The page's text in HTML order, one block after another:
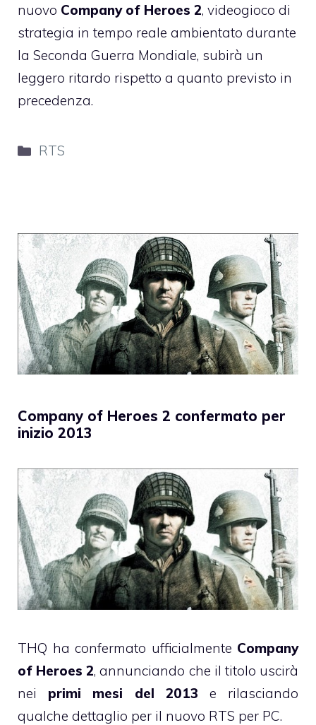
nuovo Company of Heroes 2, videogioco di
strategia in tempo reale ambientato durante
la Seconda Guerra Mondiale, subirà un
leggero ritardo rispetto a quanto previsto in
precedenza.
Categorie
RTS
Company of Heroes 2 confermato per
inizio 2013
THQ ha confermato ufficialmente Company
of Heroes 2, annunciando che il titolo uscirà
nei primi mesi del 2013 e rilasciando
qualche dettaglio per il nuovo RTS per PC.